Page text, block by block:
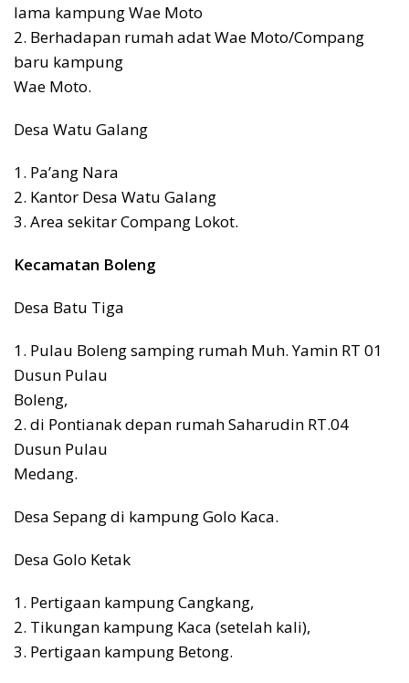
lama kampung Wae Moto
2. Berhadapan rumah adat Wae Moto/Compang
baru kampung
Wae Moto.
Desa Watu Galang
1. Pa’ang Nara
2. Kantor Desa Watu Galang
3. Area sekitar Compang Lokot.
Kecamatan Boleng
Desa Batu Tiga
1. Pulau Boleng samping rumah Muh. Yamin RT 01
Dusun Pulau
Boleng,
2. di Pontianak depan rumah Saharudin RT.04
Dusun Pulau
Medang.
Desa Sepang di kampung Golo Kaca.
Desa Golo Ketak
1. Pertigaan kampung Cangkang,
2. Tikungan kampung Kaca (setelah kali),
3. Pertigaan kampung Betong.